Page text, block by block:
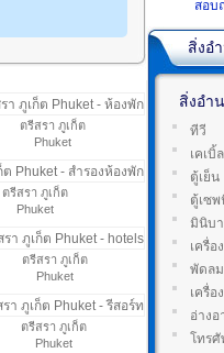
ตรีสรา ภูเก็ต
Phuket
ตรีสรา ภูเก็ต
Phuket
ตรีสรา ภูเก็ต
Phuket
ตรีสรา ภูเก็ต
Phuket
สอบ
สิ่งอ
สิ่งอำ
ทีวี
เคเบิ้
ตู้เย็น
ตู้เซพ
มินิบ
เครื่อ
พัดลม
เครื่อ
อ่างอ
โทรศั